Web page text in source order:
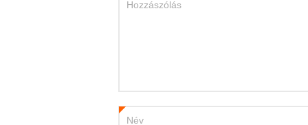
Hozzászólás
Név